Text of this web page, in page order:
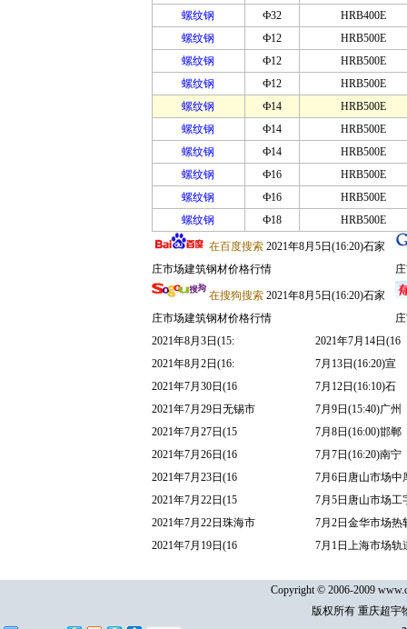
螺纹钢
Ф32
HRB400E
螺纹钢
Ф12
HRB500E
螺纹钢
Ф12
HRB500E
螺纹钢
Ф12
HRB500E
螺纹钢
Ф14
HRB500E
螺纹钢
Ф14
HRB500E
螺纹钢
Ф14
HRB500E
螺纹钢
Ф16
HRB500E
螺纹钢
Ф16
HRB500E
螺纹钢
Ф18 HRB500E
在百度搜索 2021年8月5日(16:20)石家
庄市场建筑钢材价格行情
在搜狗搜索 2021年8月5日(16:20)石家
庄市场建筑钢材价格行情
2021年8月3日(15:
2021年8月2日(16:
2021年7月30日(16
2021年7月29日无锡市
2021年7月27日(15
2021年7月26日(16
2021年7月23日(16
2021年7月22日(15
2021年7月22日珠海市
2021年7月19日(16
2021年7月14日(16
7月13日(16:20)宣
7月12日(16:10)石
7月9日(15:40)广州
7月8日(16:00)邯郸
7月7日(16:20)南宁
7月6日唐山市场中
7月5日唐山市场工
7月2日金华市场热
7月1日上海市场轨
Copyright © 2006-2009
版权所有 重庆超宇